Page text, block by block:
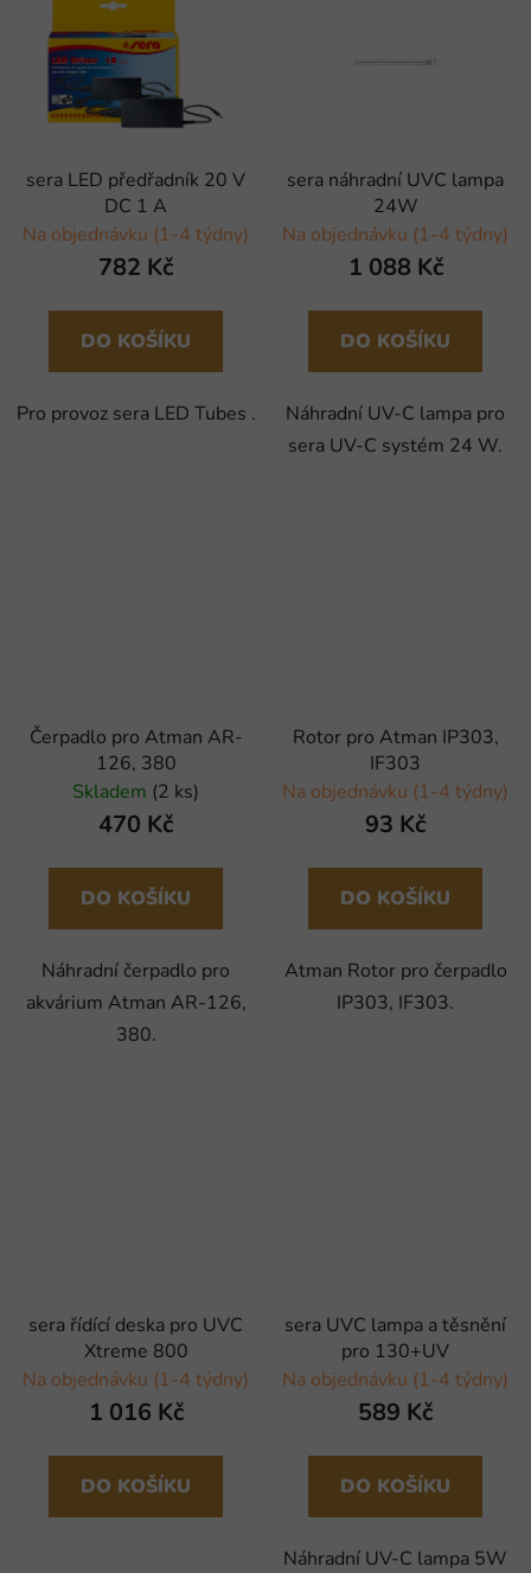
sera LED předřadník 20 V
DC 1 A
Na objednávku (1-4 týdny)
782 Kč
DO KOŠÍKU
Pro provoz sera LED Tubes .
sera náhradní UVC lampa
24W
Na objednávku (1-4 týdny)
1 088 Kč
DO KOŠÍKU
Náhradní UV-C lampa pro
sera UV-C systém 24 W.
Čerpadlo pro Atman AR-
126, 380
Skladem (2 ks)
470 Kč
DO KOŠÍKU
Náhradní čerpadlo pro
akvárium Atman AR-126,
380.
Rotor pro Atman IP303,
IF303
Na objednávku (1-4 týdny)
93 Kč
DO KOŠÍKU
Atman Rotor pro čerpadlo
IP303, IF303.
sera řídící deska pro UVC
Xtreme 800
Na objednávku (1-4 týdny)
1 016 Kč
DO KOŠÍKU
sera UVC lampa a těsnění
pro 130+UV
Na objednávku (1-4 týdny)
589 Kč
DO KOŠÍKU
Náhradní UV-C lampa 5W